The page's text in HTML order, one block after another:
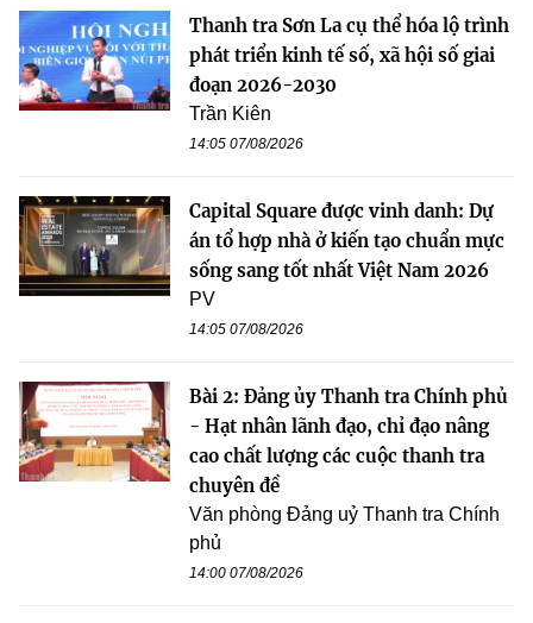
Thanh tra Sơn La cụ thể hóa lộ trình
phát triển kinh tế số, xã hội số giai
đoạn 2026-2030
Trần Kiên
14:05 07/08/2026
Capital Square được vinh danh: Dự
án tổ hợp nhà ở kiến tạo chuẩn mực
sống sang tốt nhất Việt Nam 2026
PV
14:05 07/08/2026
Bài 2: Đảng ủy Thanh tra Chính phủ
- Hạt nhân lãnh đạo, chỉ đạo nâng
cao chất lượng các cuộc thanh tra
chuyên đề
Văn phòng Đảng uỷ Thanh tra Chính
phủ
14:00 07/08/2026